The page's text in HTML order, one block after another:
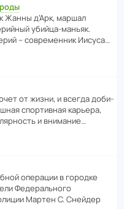
Жанны д’Арк, маршал
убийца-маньяк.
– совре­менник Иисуса…
от жизни, и всегда доби­
спор­ти­вная карьера,
и внимание…
операции в городке
Феде­раль­ного
Мартен С. Снейдер